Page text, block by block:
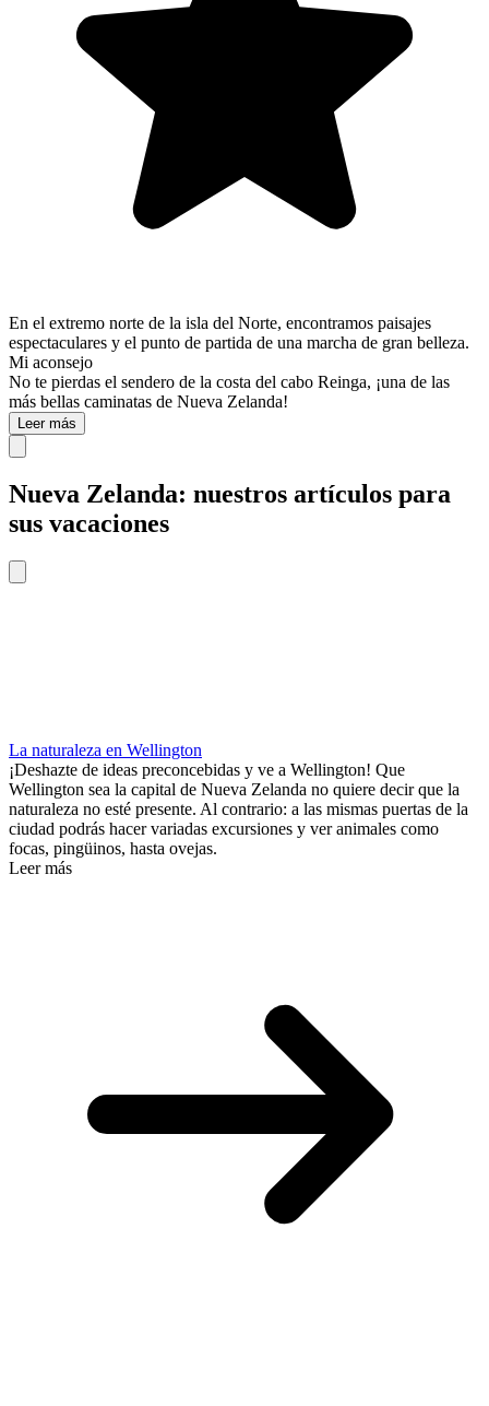
En el extremo norte de la isla del Norte, encontramos paisajes
espectaculares y el punto de partida de una marcha de gran belleza.
Mi aconsejo
No te pierdas el sendero de la costa del cabo Reinga, ¡una de las
más bellas caminatas de Nueva Zelanda!
Leer más
Nueva Zelanda: nuestros artículos para
sus vacaciones
La naturaleza en Wellington
¡Deshazte de ideas preconcebidas y ve a Wellington! Que
Wellington sea la capital de Nueva Zelanda no quiere decir que la
naturaleza no esté presente. Al contrario: a las mismas puertas de la
ciudad podrás hacer variadas excursiones y ver animales como
focas, pingüinos, hasta ovejas.
Leer más